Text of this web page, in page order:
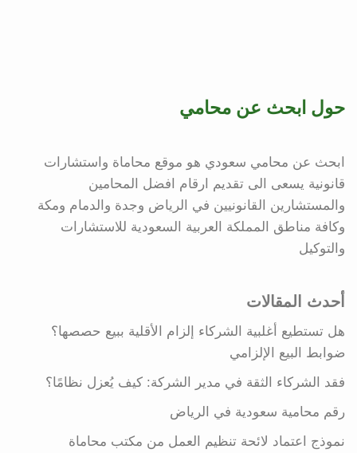
حول ابحث عن محامي
ابحث عن محامي سعودي هو موقع محاماة واستشارات
قانونية يسعى الى تقديم ارقام افضل المحامين
والمستشارين القانونيين في الرياض وجدة والدمام ومكة
وكافة مناطق المملكة العربية السعودية للاستشارات
والتوكيل
أحدث المقالات
هل تستطيع أغلبية الشركاء إلزام الأقلية ببيع حصصها؟
ضوابط البيع الإلزامي
فقد الشركاء الثقة في مدير الشركة: كيف يُعزل نظامًا؟
رقم محامية سعودية في الرياض
نموذج اعتماد لائحة تنظيم العمل من مكتب محاماة